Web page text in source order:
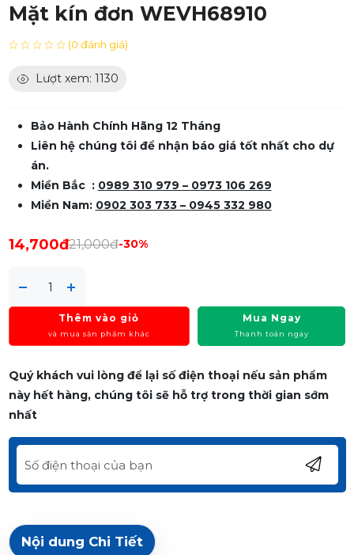
Mặt kín đơn WEVH68910
(0 đánh giá)
Lượt xem: 1130
Bảo Hành Chính Hãng 12 Tháng
Liên hệ chúng tôi để nhận báo giá tốt nhất cho dự
án.
Miền Bắc : 0989 310 979 – 0973 106 269
Miền Nam: 0902 303 733 – 0945 332 980
14,700đ21,000đ-30%
Thêm vào giỏ
và mua sản phẩm khác
Mua Ngay
Thanh toán ngay
Quý khách vui lòng để lại số điện thoại nếu sản phẩm
này hết hàng, chúng tôi sẽ hỗ trợ trong thời gian sớm
nhất
Nội dung Chi Tiết